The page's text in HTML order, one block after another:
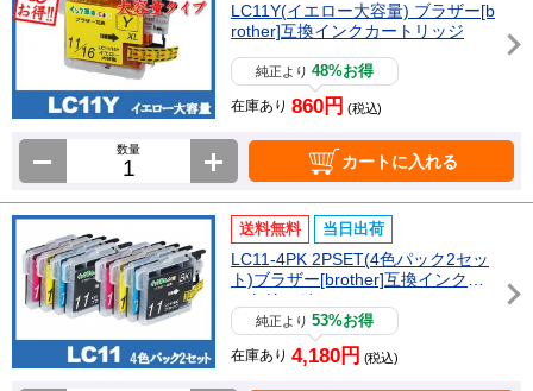
LC11Y(イエロー大容量) ブラザー[b
rother]互換インクカートリッジ
純正より48%お得
在庫あり 860円 (税込)
数量
カートに入れる
送料無料 当日出荷
LC11-4PK 2PSET(4色パック2セッ
ト)ブラザー[brother]互換インクカ
ートリッジ
純正より53%お得
在庫あり 4,180円 (税込)